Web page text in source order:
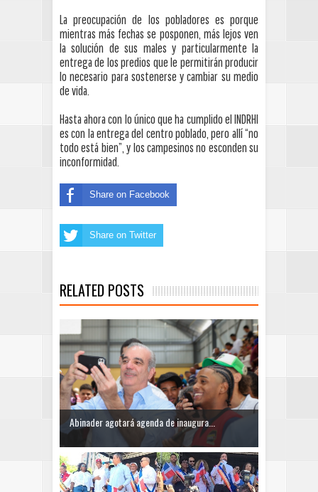
La preocupación de los pobladores es porque
mientras más fechas se posponen, más lejos ven
la solución de sus males y particularmente la
entrega de los predios que le permitirán producir
lo necesario para sostenerse y cambiar su medio
de vida.
Hasta ahora con lo único que ha cumplido el INDRHI
es con la entrega del centro poblado, pero allí “no
todo está bien”, y los campesinos no esconden su
inconformidad.
Share on Facebook
Share on Twitter
RELATED POSTS
Abinader agotará agenda de inaugura...